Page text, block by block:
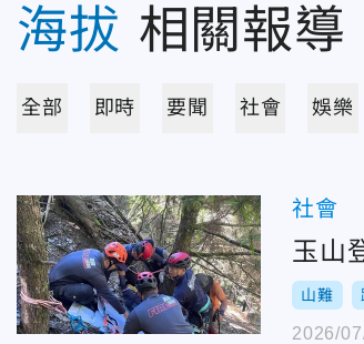
海拔 相關報導
全部 即時 要聞 社會 娛樂
社會
玉山
山難
2026/